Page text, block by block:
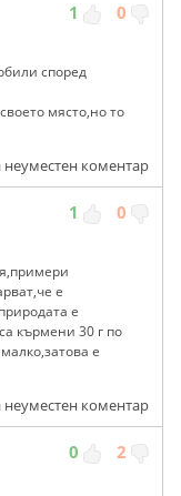
1 0
според
място,но то
неуместен коментар
1 0
е
е
кърмени 30 г по
е
неуместен коментар
0 2